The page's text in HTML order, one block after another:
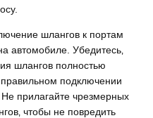
шлангов к портам
автомобиле. Убедитесь‚
шлангов полностью
подключении
прилагайте чрезмерных
чтобы не повредить